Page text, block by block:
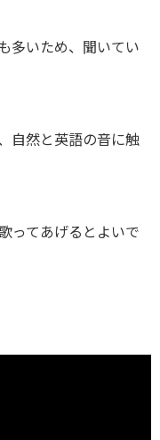
多いため、聞いてい
自然と英語の音に触
ってあげるとよいで